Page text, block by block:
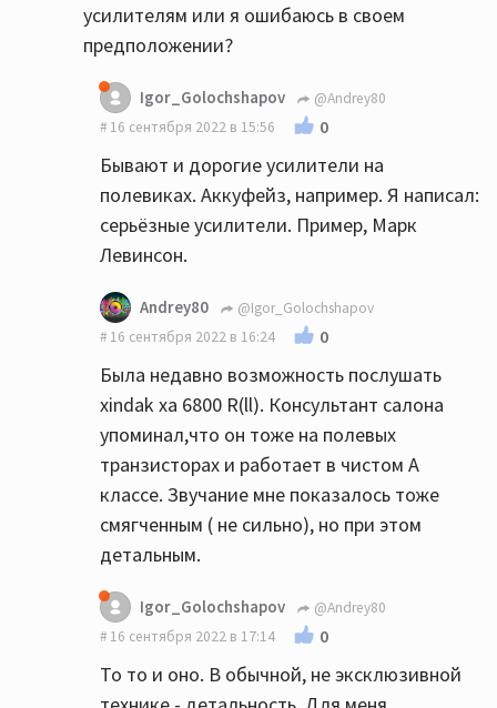
усилителям или я ошибаюсь в своем
предположении?
Igor_Golochshapov
@Andrey80
16 сентября 2022 в 15:56
0
Бывают и дорогие усилители на
полевиках. Аккуфейз, например. Я написал:
серьёзные усилители. Пример, Марк
Левинсон.
Andrey80
@Igor_Golochshapov
16 сентября 2022 в 16:24
0
Была недавно возможность послушать
xindak xa 6800 R(ll). Консультант салона
упоминал,что он тоже на полевых
транзисторах и работает в чистом А
классе. Звучание мне показалось тоже
смягченным ( не сильно), но при этом
детальным.
Igor_Golochshapov
@Andrey80
16 сентября 2022 в 17:14
0
То то и оно. В обычной, не эксклюзивной